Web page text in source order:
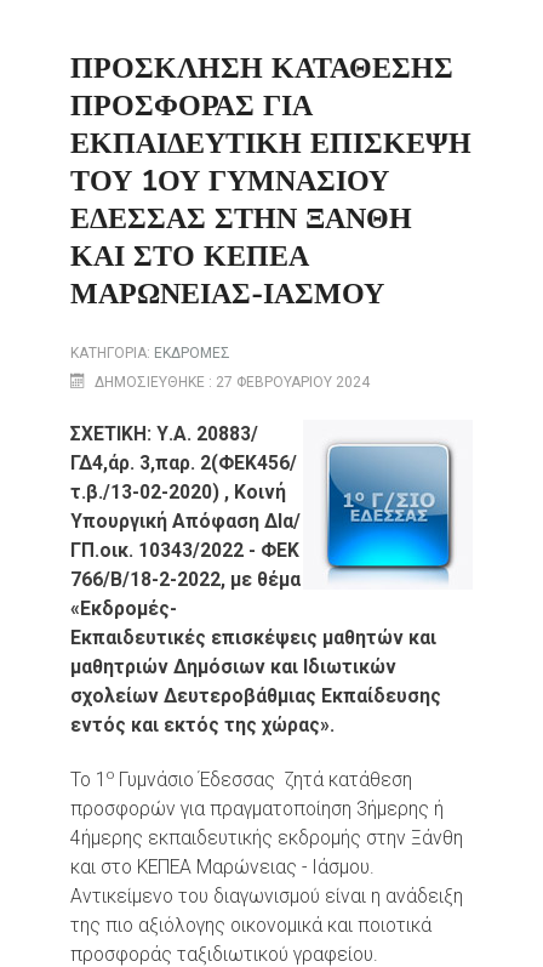
ΠΡΌΣΚΛΗΣΗ ΚΑΤΆΘΕΣΗΣ
ΠΡΟΣΦΟΡΆΣ ΓΙΑ
ΕΚΠΑΙΔΕΥΤΙΚΉ ΕΠΊΣΚΕΨΗ
ΤΟΥ 1ΟΥ ΓΥΜΝΑΣΊΟΥ
ΈΔΕΣΣΑΣ ΣΤΗΝ ΞΆΝΘΗ
ΚΑΙ ΣΤΟ ΚΕΠΕΑ
ΜΑΡΏΝΕΙΑΣ-ΙΆΣΜΟΥ
ΚΑΤΗΓΟΡΊΑ: ΕΚΔΡΟΜΕΣ
ΔΗΜΟΣΙΕΎΘΗΚΕ : 27 ΦΕΒΡΟΥΑΡΊΟΥ 2024
ΣΧΕΤΙΚΗ: Υ.Α. 20883/
ΓΔ4,άρ. 3,παρ. 2(ΦΕΚ456/
τ.β./13-02-2020) , Κοινή
Υπουργική Απόφαση ΔΙα/
ΓΠ.οικ. 10343/2022 - ΦΕΚ
766/Β/18-2-2022, με θέμα
«Εκδρομές-
Εκπαιδευτικές επισκέψεις μαθητών και
μαθητριών Δημόσιων και Ιδιωτικών
σχολείων Δευτεροβάθμιας Εκπαίδευσης
εντός και εκτός της χώρας».
Το 1 ο Γυμνάσιο Έδεσσας ζητά κατάθεση
προσφορών για πραγματοποίηση 3ήμερης ή
4ήμερης εκπαιδευτικής εκδρομής στην Ξάνθη
και στο ΚΕΠΕΑ Μαρώνειας - Ιάσμου.
Αντικείμενο του διαγωνισμού είναι η ανάδειξη
της πιο αξιόλογης οικονομικά και ποιοτικά
προσφοράς ταξιδιωτικού γραφείου.